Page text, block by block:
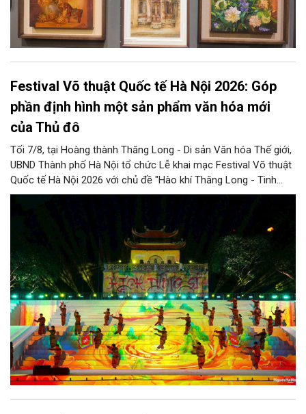
Festival Võ thuật Quốc tế Hà Nội 2026: Góp
phần định hình một sản phẩm văn hóa mới
của Thủ đô
Tối 7/8, tại Hoàng thành Thăng Long - Di sản Văn hóa Thế giới,
UBND Thành phố Hà Nội tổ chức Lễ khai mạc Festival Võ thuật
Quốc tế Hà Nội 2026 với chủ đề "Hào khí Thăng Long - Tinh
hoa võ Việt". Lần đầu tiên được tổ chức, Festival đánh dấu
hóa - thể thao mang tầm quốc tế, góp phần tôn vinh truyền
thống thượng võ dân tộc, quảng bá hình ảnh Hà Nội và thúc đẩy
giao lưu văn hóa, thể thao với bạn bè thế giới.